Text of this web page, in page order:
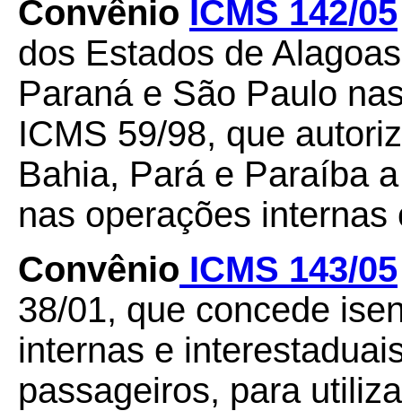
Convênio ICMS 142/05
dos Estados de
Paraná e São Paulo
ICMS 59/98, que
Bahia, Pará e Paraíba
nas operações
Convênio ICMS 143/05
38/01, que concede
internas e
passageiros, para